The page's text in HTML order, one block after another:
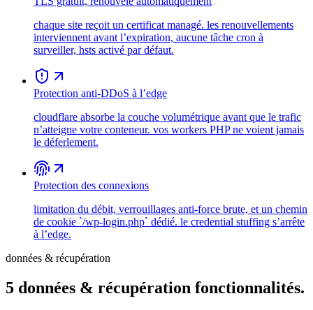
chaque site reçoit un certificat managé. les renouvellements
interviennent avant l’expiration, aucune tâche cron à
surveiller, hsts activé par défaut.
Protection anti-DDoS à l’edge
cloudflare absorbe la couche volumétrique avant que le trafic
n’atteigne votre conteneur. vos workers PHP ne voient jamais
le déferlement.
Protection des connexions
limitation du débit, verrouillages anti-force brute, et un chemin
de cookie `/wp-login.php` dédié. le credential stuffing s’arrête
à l’edge.
données & récupération
5 données & récupération fonctionnalités.